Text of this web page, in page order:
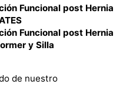
Funcional post Hernia
Funcional post Hernia
y Silla
de nuestro